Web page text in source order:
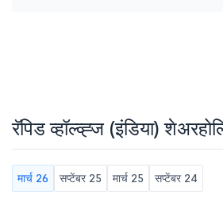
रॅपिड व्हॉल्व्ह्ज (इंडिया)
मार्च 26 सप्टेंबर 25 मार्च 25 सप्टेंबर 24